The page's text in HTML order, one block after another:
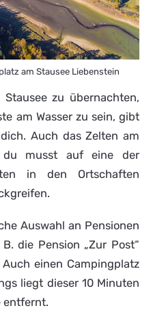
am Stausee Liebenstein
zu übernachten,
am Wasser zu sein, gibt
Auch das Zelten am
musst auf eine der
in den Ortschaften
Auswahl an Pensionen
die Pension „Zur Post“
einen Campingplatz
liegt dieser 10 Minuten
entfernt.